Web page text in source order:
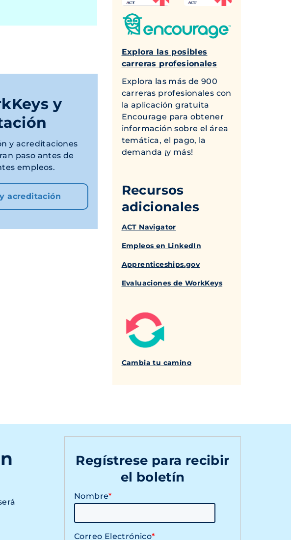
y
y acreditaciones
paso antes de
empleos.
acreditación
Explora las posibles
carreras profesionales
Explora las más de 900
carreras profesionales con
la aplicación gratuita
Encourage para obtener
información sobre el área
temática, el pago, la
demanda ¡y más!
Recursos
adicionales
ACT Navigator
Empleos en LinkedIn
Apprenticeships.gov
Evaluaciones de WorkKeys
Cambia tu camino
Regístrese para recibir
el boletín
Nombre*
Correo Electrónico*